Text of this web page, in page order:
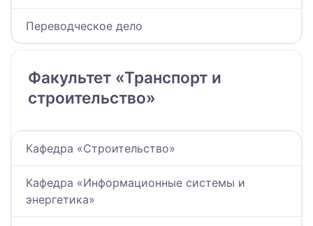
Переводческое дело
Факультет «Транспорт и
строительство»
Кафедра «Строительство»
Кафедра «Информационные системы и
энергетика»